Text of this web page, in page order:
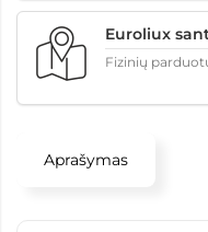
Euroliux
Fizinių
Aprašymas